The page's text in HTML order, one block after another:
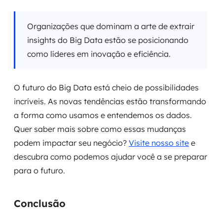
Organizações que dominam a arte de extrair
insights do Big Data estão se posicionando
como líderes em inovação e eficiência.
O futuro do Big Data está cheio de possibilidades
incríveis. As novas tendências estão transformando
a forma como usamos e entendemos os dados.
Quer saber mais sobre como essas mudanças
podem impactar seu negócio? Visite nosso site e
descubra como podemos ajudar você a se preparar
para o futuro.
Conclusão